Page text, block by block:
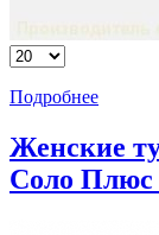
Подробнее
Женские
Соло Плюс